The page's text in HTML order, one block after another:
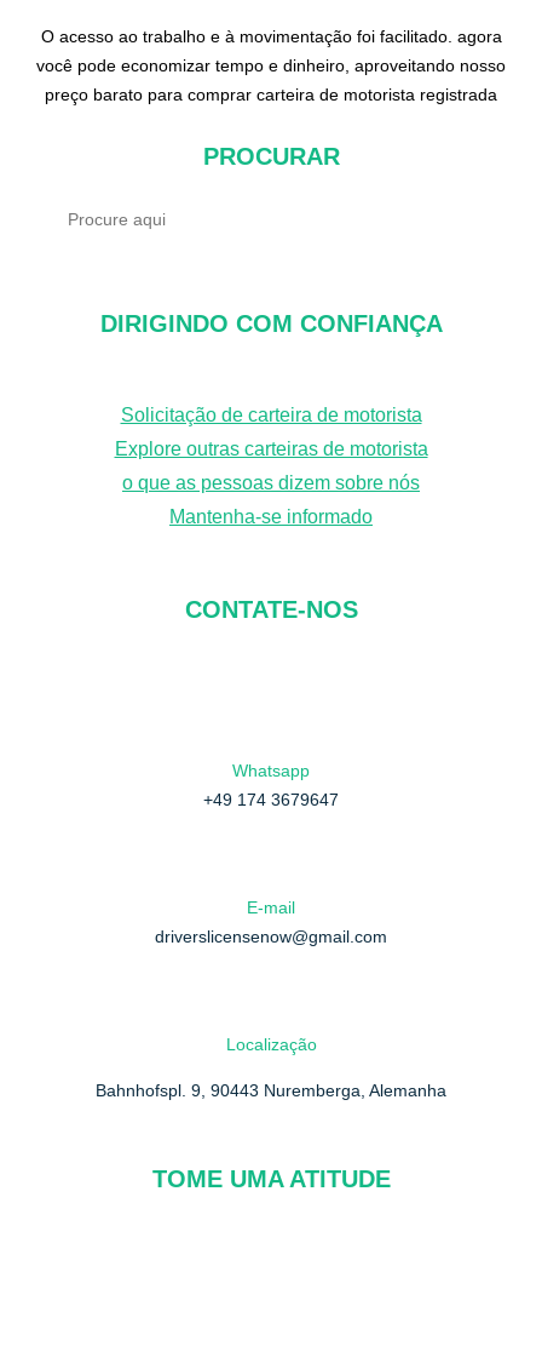
O acesso ao trabalho e à movimentação foi facilitado. agora
você pode economizar tempo e dinheiro, aproveitando nosso
preço barato para comprar carteira de motorista registrada
PROCURAR
DIRIGINDO COM CONFIANÇA
Solicitação de carteira de motorista
Explore outras carteiras de motorista
o que as pessoas dizem sobre nós
Mantenha-se informado
TOME UMA ATITUDE
CONTATE-NOS
Whatsapp
+49 174 3679647
E-mail
driverslicensenow@gmail.com
Localização
Bahnhofspl. 9, 90443 Nuremberga, Alemanha